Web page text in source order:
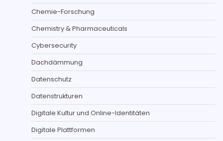
Chemie-Forschung
Chemistry & Pharmaceuticals
Cybersecurity
Dachdämmung
Datenschutz
Datenstrukturen
Digitale Kultur und Online-Identitäten
Digitale Plattformen